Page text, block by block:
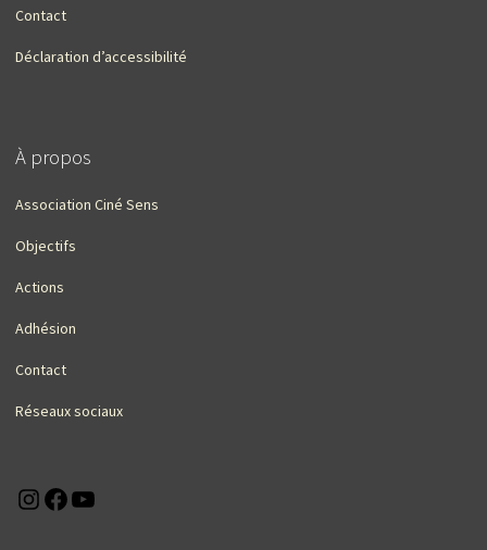
Contact
Déclaration d’accessibilité
À propos
Association Ciné Sens
Objectifs
Actions
Adhésion
Contact
Réseaux sociaux
Instagram
Facebook